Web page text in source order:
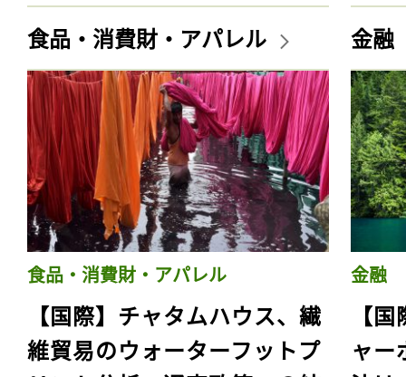
食品・消費財・アパレル
食品・消費財・アパレル
【国際】チャタムハウス、繊
維貿易のウォーターフットプ
金融
金融
【
ャー